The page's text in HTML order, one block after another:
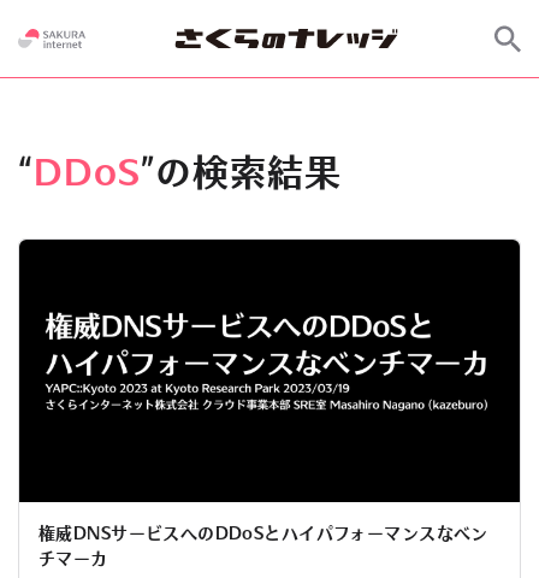
“ DDoS”の検索結果
権威DNSサービスへのDDoSとハイパフォーマンスなベン
チマーカ